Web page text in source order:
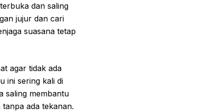
dan saling
jujur dan cari
suasana tetap
agar tidak ada
ini sering kali di
saling membantu
ada tekanan.